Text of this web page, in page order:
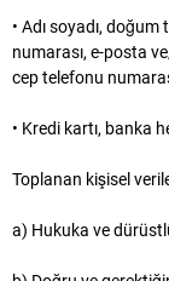
• Adı soyadı,
numarası, e-posta
cep telefonu
• Kredi kartı, banka
Toplanan kişisel
a) Hukuka ve